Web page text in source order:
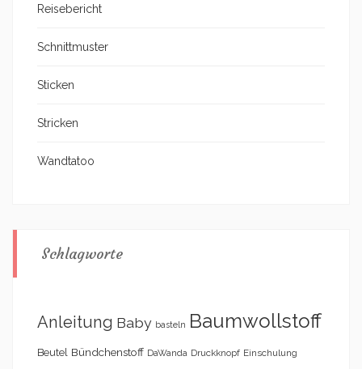
Reisebericht
Schnittmuster
Sticken
Stricken
Wandtatoo
Schlagworte
Anleitung Baby basteln Baumwollstoff
Beutel Bündchenstoff DaWanda Druckknopf Einschulung